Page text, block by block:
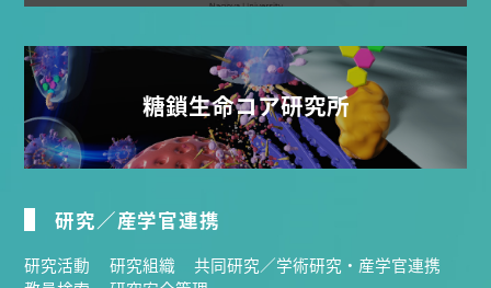
糖鎖生命コア研究所
研究／産学官連携
研究活動 研究組織
共同研究／学術研究・産学官連携